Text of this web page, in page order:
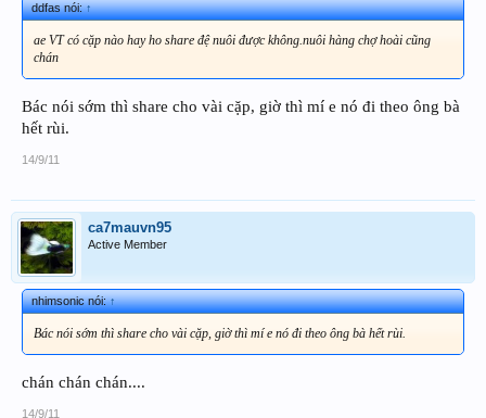
ddfas nói:↑
ae VT có cặp nào hay ho share đệ nuôi được không.nuôi hàng chợ hoài cũng
chán
Bác nói sớm thì share cho vài cặp, giờ thì mí e nó đi theo ông bà
hết rùi.
14/9/11
ca7mauvn95
Active Member
nhimsonic nói:↑
Bác nói sớm thì share cho vài cặp, giờ thì mí e nó đi theo ông bà hết rùi.
chán chán chán....
14/9/11